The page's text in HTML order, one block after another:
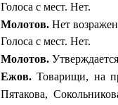
Голоса с мест. Нет.
Молотов. Нет
Голоса с мест. Нет.
Молотов.
Ежов.Товарищи, на
Пятакова,